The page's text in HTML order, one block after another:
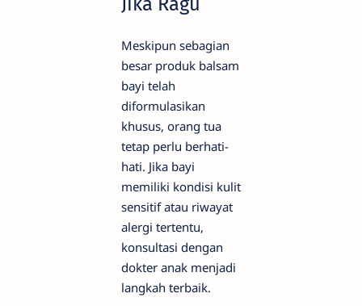
Meskipun sebagian
besar produk balsam
bayi telah
diformulasikan
khusus, orang tua
tetap perlu berhati-
hati. Jika bayi
memiliki kondisi kulit
sensitif atau riwayat
alergi tertentu,
konsultasi dengan
dokter anak menjadi
langkah terbaik.